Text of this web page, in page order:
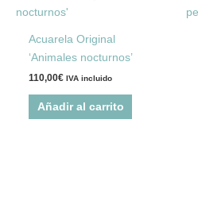
Acuarela Original
‘Animales nocturnos’
110,00€ IVA incluido
Añadir al carrito